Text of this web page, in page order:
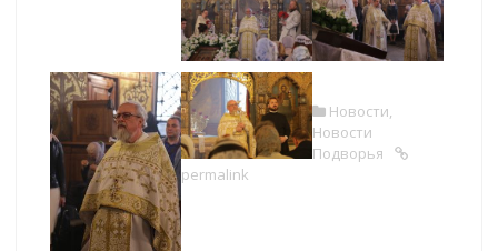
Новости
Новости
Подворья
permalink